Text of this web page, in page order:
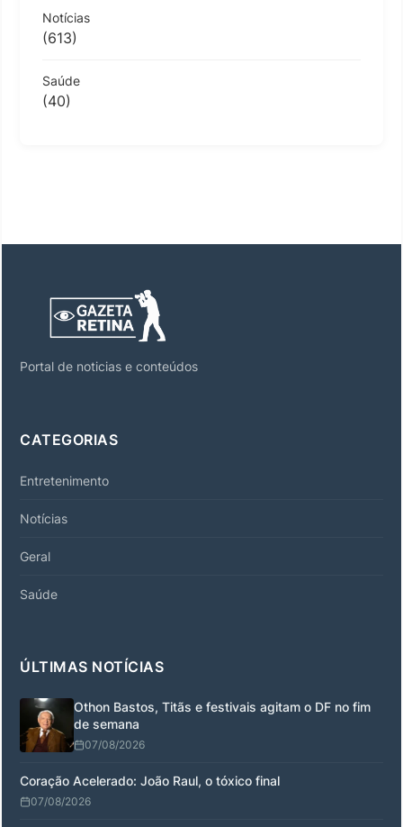
Notícias
(613)
Saúde
(40)
Portal de noticias e conteúdos
CATEGORIAS
Entretenimento
Notícias
Geral
Saúde
ÚLTIMAS NOTÍCIAS
Othon Bastos, Titãs e festivais agitam o DF no fim
de semana
07/08/2026
Coração Acelerado: João Raul, o tóxico final
07/08/2026